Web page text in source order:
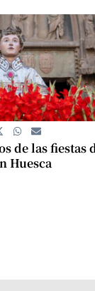
de las fiestas
Huesca